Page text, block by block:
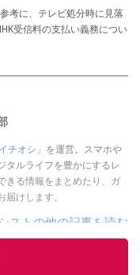
考に、テレビ処分時に見落
受信料の支払い義務につい
チオシ」 を運営。スマホや
タルライフを豊かにするレ
きる情報をまとめたり、ガ
けします。
ストの他の記事を読む